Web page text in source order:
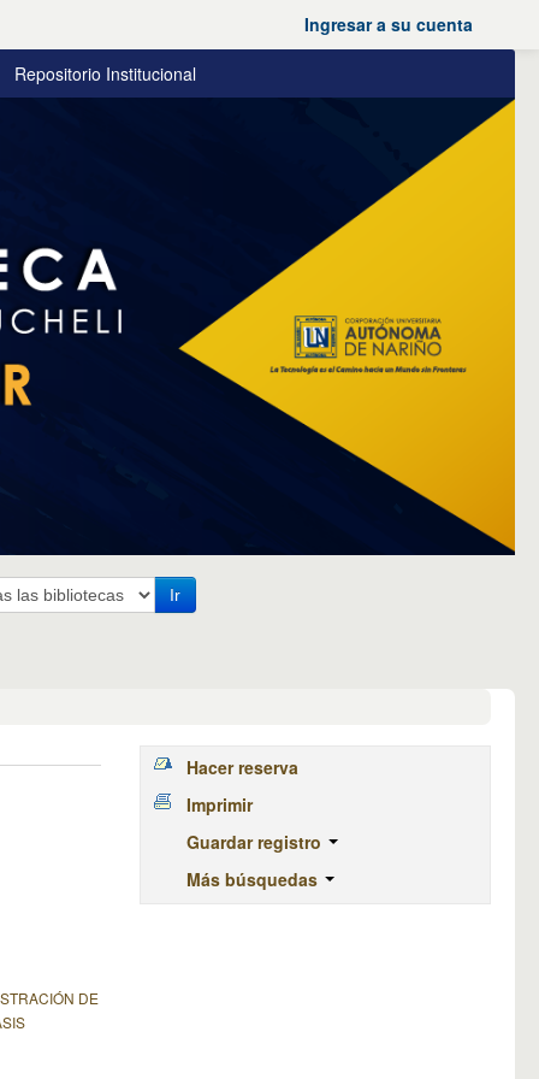
Ingresar a su cuenta
Repositorio Institucional
Ir
DE
Hacer reserva
Imprimir
Guardar registro
Más búsquedas